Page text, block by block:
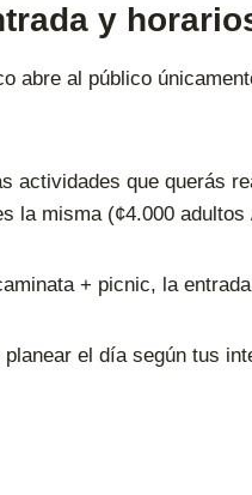
y
abre al público
actividades que querás
la misma (¢4.000 adultos
+ picnic, la
el día según tus